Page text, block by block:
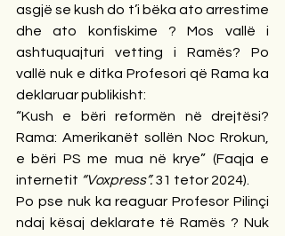
asgjë se kush do t’i bëka ato arrestime
dhe ato konfiskime ? Mos vallë i
ashtuquajturi vetting i Ramës? Po
vallë nuk e ditka Profesori që Rama ka
deklaruar publikisht:
“Kush e bëri reformën në drejtësi?
Rama: Amerikanët sollën Noc Rrokun,
e bëri PS me mua në krye” (Faqja e
internetit “Voxpress”. 31 tetor 2024).
Po pse nuk ka reaguar Profesor Pilinçi
ndaj kësaj deklarate të Ramës ? Nuk